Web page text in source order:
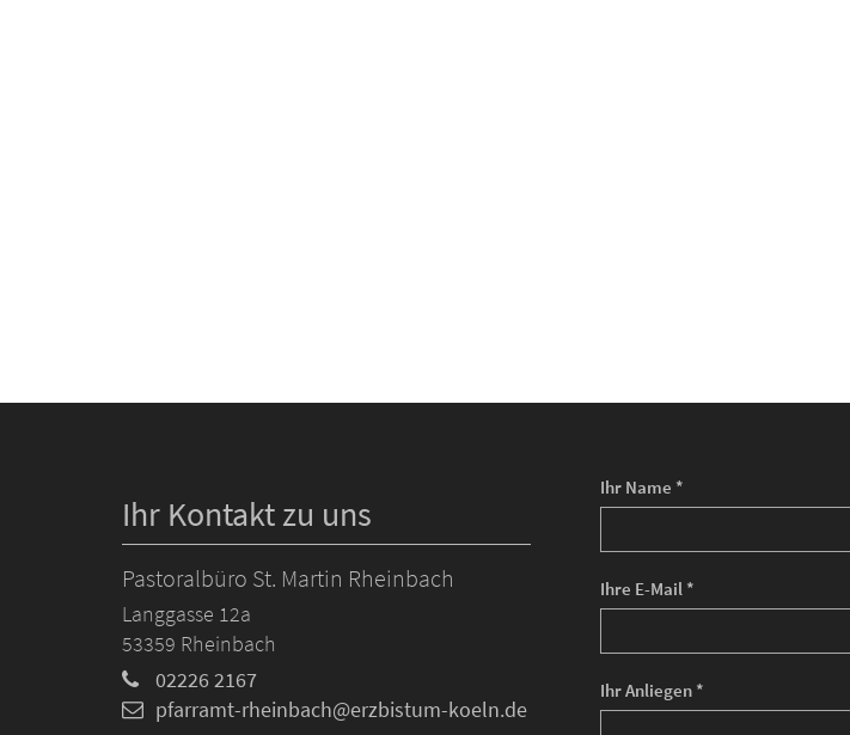
Ihr Name *
Ihre E-Mail *
Ihr Anliegen *
Ihr Kontakt zu uns
Pastoralbüro St. Martin Rheinbach
Langgasse 12a
53359 Rheinbach
02226 2167
pfarramt-rheinbach@erzbistum-koeln.de